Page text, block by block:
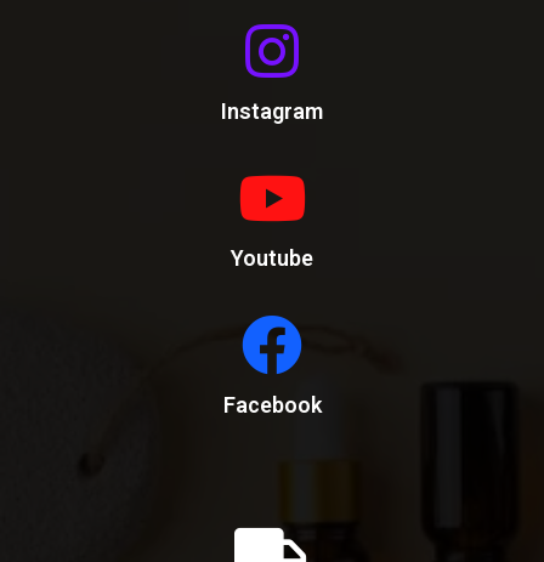
Instagram
Youtube
Facebook